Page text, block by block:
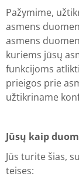
Pažymime,
asmens
asmens
kuriems jūsų
funkcijoms
prieigos prie
užtikriname
Jūsų kaip
Jūs turite šias,
teises: